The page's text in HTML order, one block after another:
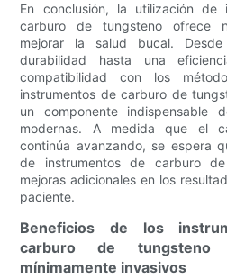
En conclusión, la utilización de
carburo de tungsteno ofrece
mejorar la salud bucal.
durabilidad hasta una
compatibilidad con los
instrumentos de carburo de
un componente indispensable
modernas. A medida que el
continúa avanzando, se espera
de instrumentos de carburo
mejoras adicionales en los
paciente.
Beneficios de los
carburo de tungsteno
mínimamente invasivos